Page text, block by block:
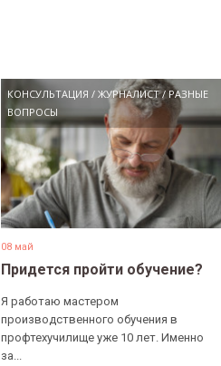
КОНСУЛЬТАЦИЯ /ЖУРНАЛИСТ/ РАЗНЫЕ
ВОПРОСЫ
08 май
Придется пройти обучение?
Я работаю мастером
производственного обучения в
профтехучилище уже 10 лет. Именно
за...